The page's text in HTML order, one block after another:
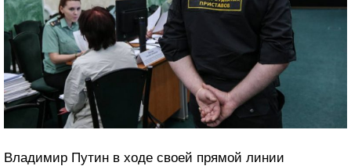
Владимир Путин в ходе своей прямой линии